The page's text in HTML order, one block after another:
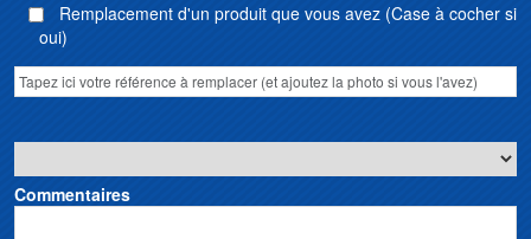
Remplacement d'un produit que vous avez (Case à cocher si
oui)
Commentaires